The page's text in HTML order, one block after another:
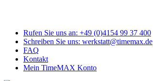
Rufen Sie uns an: +49 (0)4154 99 37 400
Schreiben Sie uns: werkstatt@timemax.de
FAQ
Kontakt
Mein TimeMAX Konto